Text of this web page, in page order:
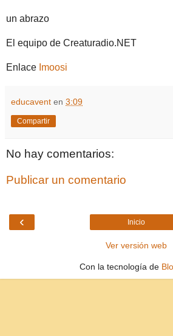
un abrazo
El equipo de Creaturadio.NET
Enlace Imoosi
educavent en 3:09
Compartir
No hay comentarios:
Publicar un comentario
‹ Inicio
Ver versión web
Con la tecnología de